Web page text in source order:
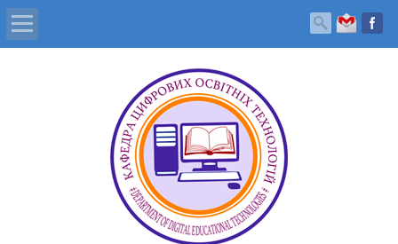
Головна
Про кафедру
Новини
Фотогалерея